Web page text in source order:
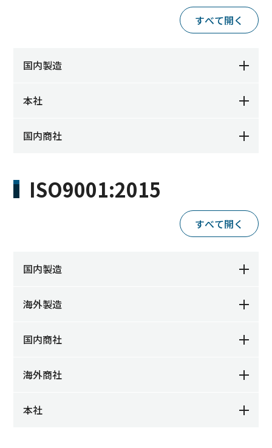
すべて開く
国内製造
本社
国内商社
ISO9001:2015
すべて開く
国内製造
海外製造
国内商社
海外商社
本社